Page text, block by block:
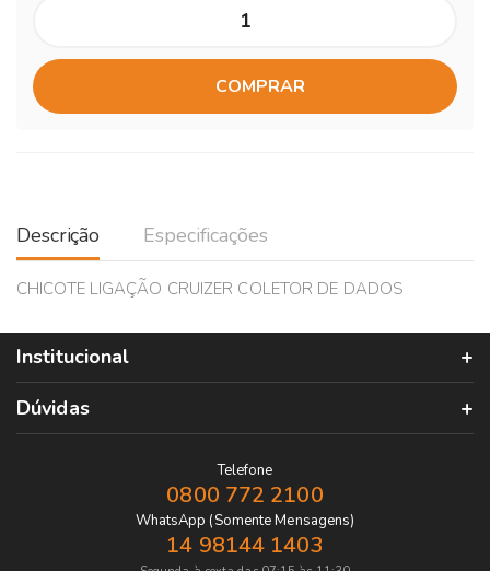
COMPRAR
Descrição Especificações
CHICOTE LIGAÇÃO CRUIZER COLETOR DE DADOS
Institucional
Dúvidas
Telefone
0800 772 2100
WhatsApp (Somente Mensagens)
14 98144 1403